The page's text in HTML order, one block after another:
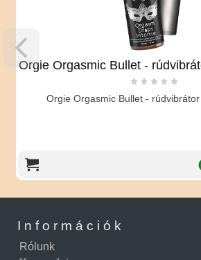
Orgasmic Bullet - rúdvibrátor
Orgie Orgasmic Bullet - rúdvibrátor szett
Információk
Rólunk